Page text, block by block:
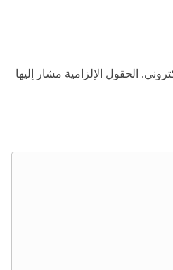
الحقول الإلزامية مشار إليها